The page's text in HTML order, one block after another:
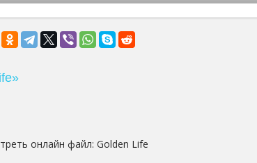
онлайн файл: Golden Life